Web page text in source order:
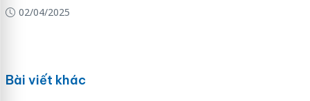
02/04/2025
Bài viết khác